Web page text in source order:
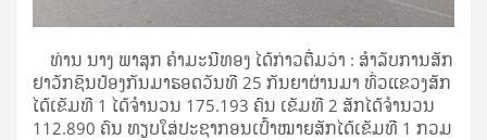
ທ່ານ ນາງ ພາສຸກ ຄໍາມະນີທອງ ໄດ້ກ່າວຕື່ມວ່າ : ສໍາລັບການສັກ
ຢາວັກຊິນປ້ອງກັນມາຮອດວັນທີ 25 ກັນຍາຜ່ານມາ ທົ່ວແຂວງສັກ
ໄດ້ເຂັມທີ 1 ໄດ້ຈໍານວນ 175.193 ຄົນ ເຂັມທີ 2 ສັກໄດ້ຈໍານວນ
112.890 ຄົນ ທຽບໃສ່ປະຊາກອນເປົ້າໝາຍສັກໄດ້ເຂັມທີ 1 ກວມ